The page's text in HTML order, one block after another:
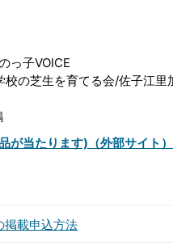
っ子VOICE
校の芝生を育てる会/佐子江里
が当たります)（外部サイト）
掲載申込方法